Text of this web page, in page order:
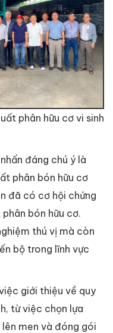
phân hữu cơ vi sinh
đáng chú ý là
phân bón hữu cơ
đã có cơ hội chứng
bón hữu cơ.
thú vị mà còn
bộ trong lĩnh vực
giới thiệu về quy
từ việc chọn lựa
men và đóng gói